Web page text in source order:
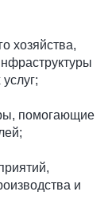
хозяйства,
помогающие
и